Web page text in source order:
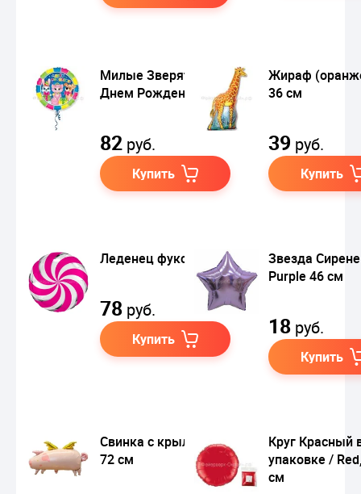
Милые Зверята С
Днем Рождения
82 руб.
Купить
Жираф
36 см
39 руб.
Купить
Леденец фуксия
78 руб.
Купить
Звезда
Purple 46 см
18 руб.
Купить
Свинка с крыльями,
72 см
Круг Красный
упаковке /
см